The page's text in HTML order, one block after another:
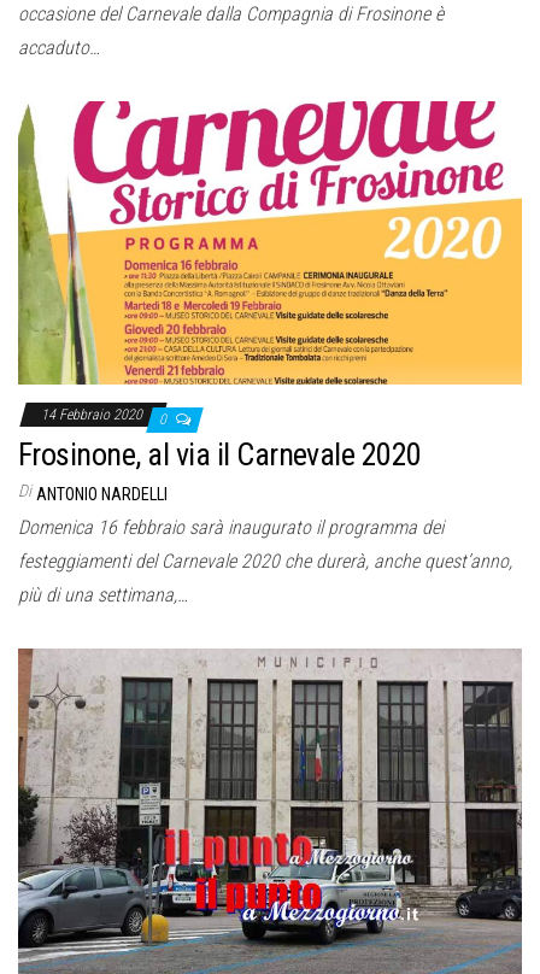
occasione del Carnevale dalla Compagnia di Frosinone è
accaduto…
14 Febbraio 2020 0
Frosinone, al via il Carnevale 2020
Di ANTONIO NARDELLI
Domenica 16 febbraio sarà inaugurato il programma dei
festeggiamenti del Carnevale 2020 che durerà, anche quest’anno,
più di una settimana,…